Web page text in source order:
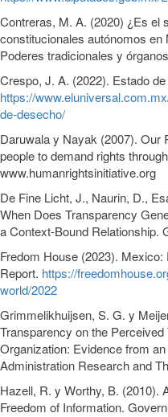
Contreras, M. A. (2020) ¿Es el
constitucionales autónomos
Poderes tradicionales y
Crespo, J. A. (2022). Estado
https://
de-desecho/
Daruwala y Nayak (2007). Our
people to demand rights
www.humanrightsinitiative.org
De Fine Licht, J., Naurin, D.,
When Does Transparency
a Context‐Bound Relationship.
Fredom House (2023).
Report. https://
world/2022
Grimmelikhuijsen, S. G. y
Transparency on the
Organization: Evidence from
Administration Research and
Hazell, R. y Worthy, B. (2010).
Freedom of Information.